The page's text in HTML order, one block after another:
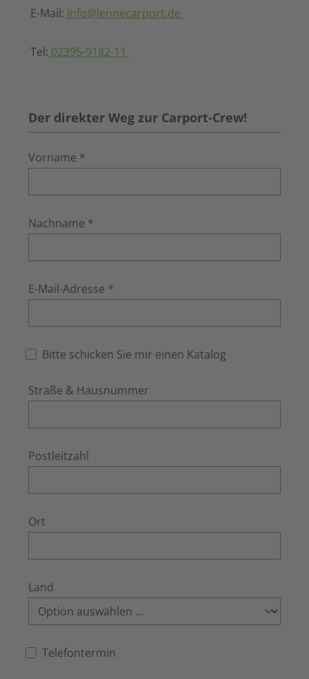
E-Mail: info@lennecarport.de
Tel: 02395-9182-11
Der direkter Weg zur Carport-Crew!
Vorname *
Nachname *
E-Mail-Adresse *
Bitte schicken Sie mir einen Katalog
Straße & Hausnummer
Postleitzahl
Ort
Land
Telefontermin